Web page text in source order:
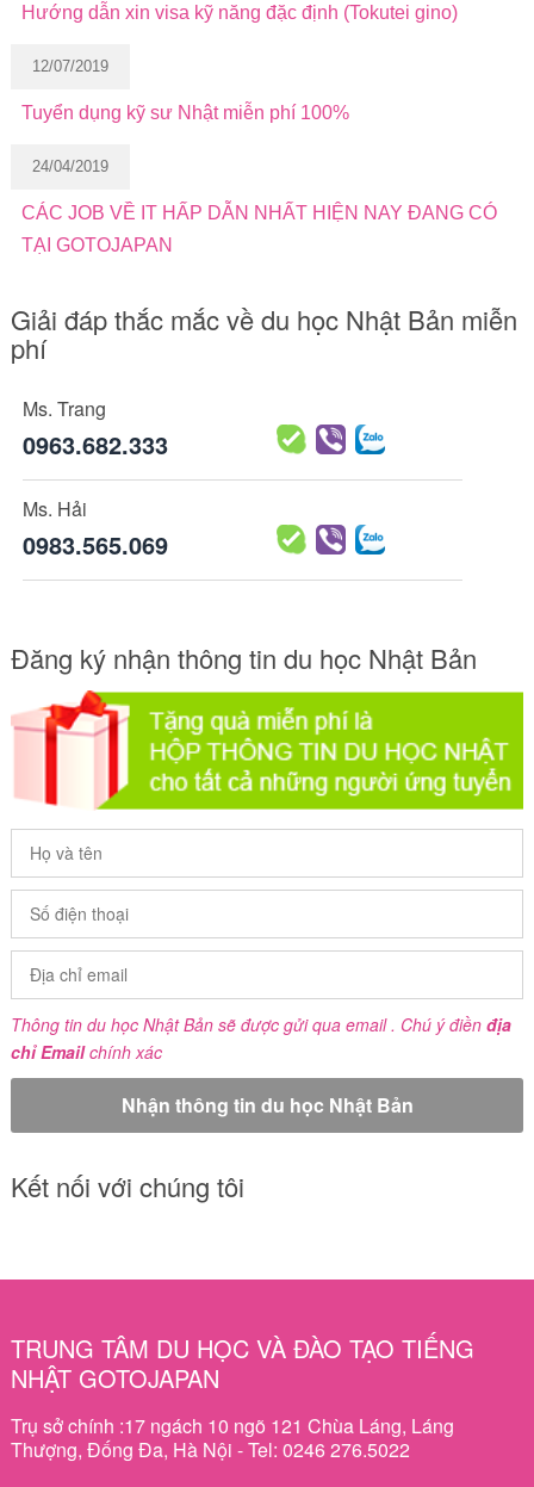
Hướng dẫn xin visa kỹ năng đặc định (Tokutei gino)
12/07/2019
Tuyển dụng kỹ sư Nhật miễn phí 100%
24/04/2019
CÁC JOB VỀ IT HẤP DẪN NHẤT HIỆN NAY ĐANG CÓ
TẠI GOTOJAPAN
Giải đáp thắc mắc về du học Nhật Bản miễn
phí
Ms. Trang
0963.682.333
Ms. Hải
0983.565.069
Đăng ký nhận thông tin du học Nhật Bản
Thông tin du học Nhật Bản sẽ được gửi qua email . Chú ý điền địa
chỉ Emailchính xác
Kết nối với chúng tôi
TRUNG TÂM DU HỌC VÀ ĐÀO TẠO TIẾNG
NHẬT GOTOJAPAN
Trụ sở chính :17 ngách 10 ngõ 121 Chùa Láng, Láng
Thượng, Đống Đa, Hà Nội - Tel: 0246 276.5022